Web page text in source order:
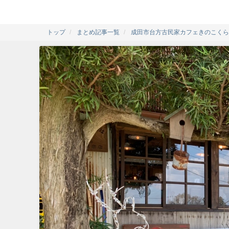
トップ まとめ記事一覧 成田市台方古民家カフェきのこく